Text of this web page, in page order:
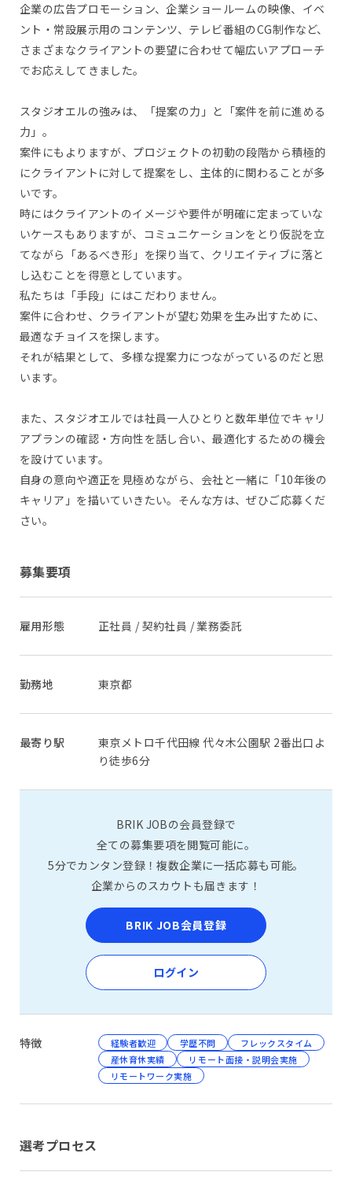
企業の広告プロモーション、企業ショールームの映像、イベ
ント・常設展示用のコンテンツ、テレビ番組のCG制作など、
さまざまなクライアントの要望に合わせて幅広いアプローチ
でお応えしてきました。
スタジオエルの強みは、「提案の力」と「案件を前に進める
力」。
案件にもよりますが、プロジェクトの初動の段階から積極的
にクライアントに対して提案をし、主体的に関わることが多
いです。
時にはクライアントのイメージや要件が明確に定まっていな
いケースもありますが、コミュニケーションをとり仮説を立
てながら「あるべき形」を探り当て、クリエイティブに落と
し込むことを得意としています。
私たちは「手段」にはこだわりません。
案件に合わせ、クライアントが望む効果を生み出すために、
最適なチョイスを探します。
それが結果として、多様な提案力につながっているのだと思
います。
また、スタジオエルでは社員一人ひとりと数年単位でキャリ
アプランの確認・方向性を話し合い、最適化するための機会
を設けています。
自身の意向や適正を見極めながら、会社と一緒に「10年後の
キャリア」を描いていきたい。そんな方は、ぜひご応募くだ
さい。
募集要項
雇用形態 正社員 / 契約社員 / 業務委託
勤務地 東京都
最寄り駅
東京メトロ千代田線 代々木公園駅 2番出口よ
り徒歩6分
BRIK JOBの会員登録で
全ての募集要項を閲覧可能に。
5分でカンタン登録！複数企業に一括応募も可能。
企業からのスカウトも届きます！
BRIK JOB会員登録
ログイン
特徴 経験者歓迎 学歴不問
フレックスタイム
産休育休実績
リモート面接・説明会実施
リモートワーク実施
選考プロセス